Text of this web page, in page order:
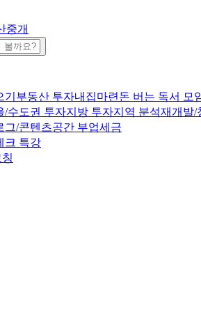
중개
부동산 투자내집마련 돈 버는 독서 모
/수도권 투자지방 투자지역 분석재개발/
그/콘텐츠공간 부업세금
크 특강